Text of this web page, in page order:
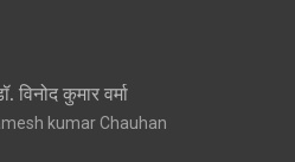
कुमार वर्मा
kumar Chauhan